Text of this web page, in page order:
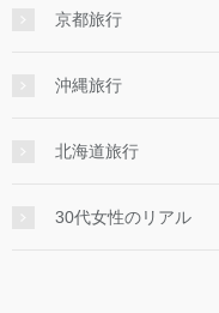
京都旅行
沖縄旅行
北海道旅行
30代女性のリアル